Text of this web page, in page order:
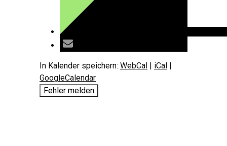
In Kalender speichern: WebCal | iCal |
GoogleCalendar
Fehler melden